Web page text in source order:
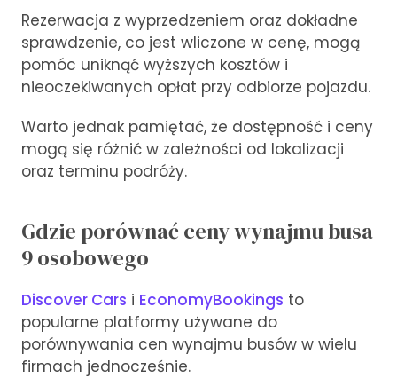
Rezerwacja z wyprzedzeniem oraz dokładne
sprawdzenie, co jest wliczone w cenę, mogą
pomóc uniknąć wyższych kosztów i
nieoczekiwanych opłat przy odbiorze pojazdu.
Warto jednak pamiętać, że dostępność i ceny
mogą się różnić w zależności od lokalizacji
oraz terminu podróży.
Gdzie porównać ceny wynajmu busa
9 osobowego
Discover Cars i EconomyBookings to
popularne platformy używane do
porównywania cen wynajmu busów w wielu
firmach jednocześnie.